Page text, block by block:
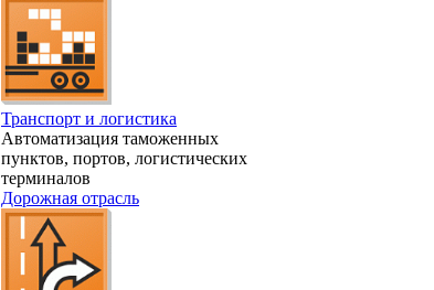
Транспорт и логистика
Автоматизация таможенных
пунктов, портов, логистических
терминалов
Дорожная отрасль